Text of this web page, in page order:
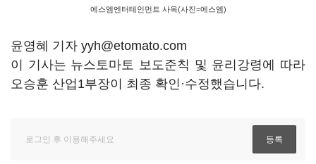
에스엠엔터테인먼트 사옥(사진=에스엠)
윤영혜 기자 yyh@etomato.com
이 기사는 뉴스토마토 보도준칙 및 윤리강령에 따라
오승훈 산업1부장이 최종 확인·수정했습니다.